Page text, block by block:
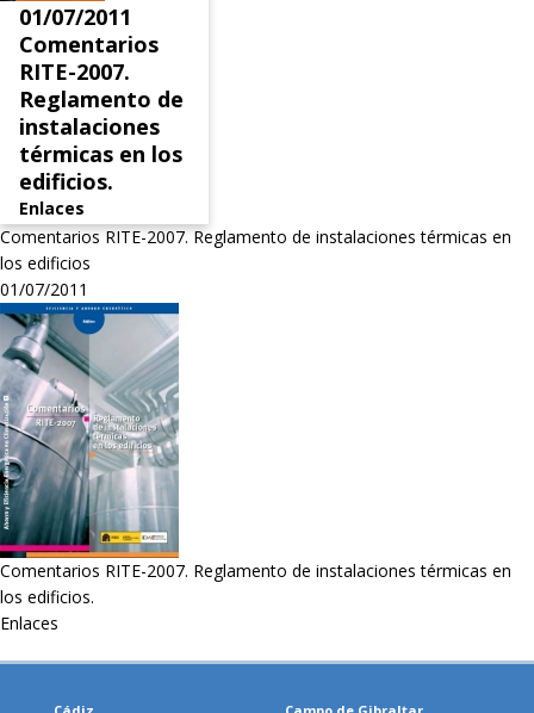
01/07/2011
Comentarios
RITE-2007.
Reglamento de
instalaciones
térmicas en los
edificios.
Enlaces
Comentarios RITE-2007. Reglamento de instalaciones térmicas en
los edificios
01/07/2011
Comentarios RITE-2007. Reglamento de instalaciones térmicas en
los edificios.
Enlaces